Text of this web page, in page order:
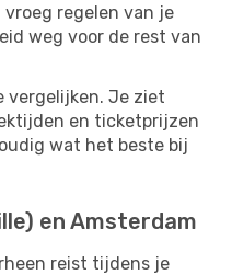
regelen van je
weg voor de rest van
vergelijken. Je ziet
en ticketprijzen
wat het beste bij
en Amsterdam
reist tijdens je